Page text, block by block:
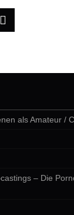
als Amateur /
– Die